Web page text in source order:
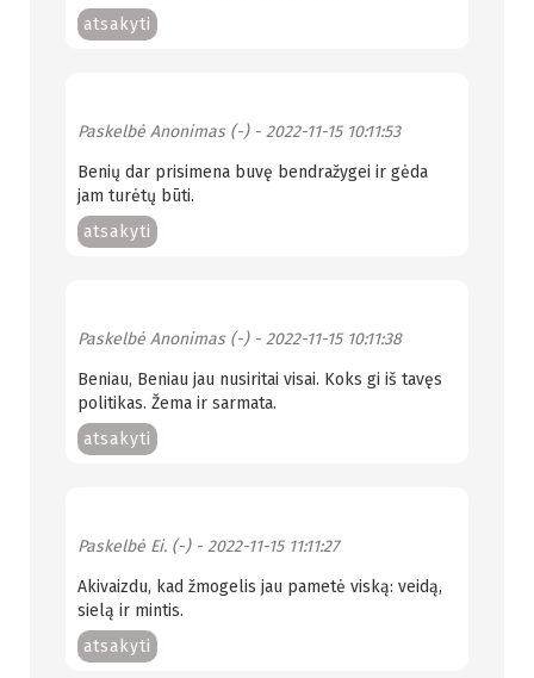
atsakyti
Paskelbė Anonimas (-)- 2022-11-15 10:11:53
Benių dar prisimena buvę bendražygei ir gėda
jam turėtų būti.
atsakyti
Paskelbė Anonimas (-)- 2022-11-15 10:11:38
Beniau, Beniau jau nusiritai visai. Koks gi iš tavęs
politikas. Žema ir sarmata.
atsakyti
Paskelbė Ei. (-)- 2022-11-15 11:11:27
Akivaizdu, kad žmogelis jau pametė viską: veidą,
sielą ir mintis.
atsakyti